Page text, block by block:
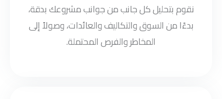
نقوم بتحليل كل جانب من جوانب مشروعك بدقة،
بدءًا من السوق والتكاليف والعائدات، وصولاً إلى
المخاطر والفرص المحتملة.